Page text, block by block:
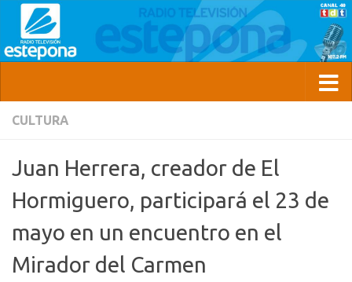
CULTURA
Juan Herrera, creador de El
Hormiguero, participará el 23 de
mayo en un encuentro en el
Mirador del Carmen